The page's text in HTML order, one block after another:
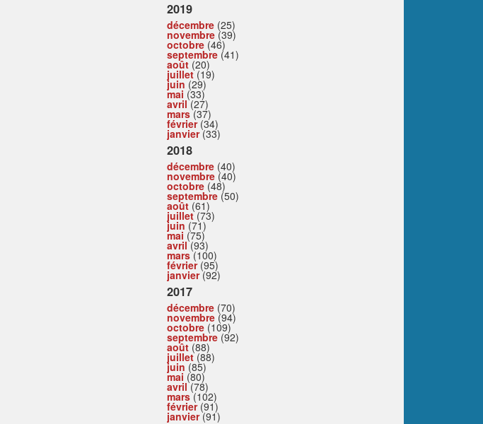
2019
décembre (25)
novembre (39)
octobre (46)
septembre (41)
août (20)
juillet(19)
juin (29)
mai (33)
avril(27)
mars(37)
février(34)
janvier(33)
2018
décembre (40)
novembre (40)
octobre (48)
septembre (50)
août (61)
juillet(73)
juin (71)
mai (75)
avril(93)
mars(100)
février(95)
janvier(92)
2017
décembre (70)
novembre (94)
octobre (109)
septembre (92)
août (88)
juillet(88)
juin (85)
mai (80)
avril(78)
mars(102)
février(91)
janvier(91)